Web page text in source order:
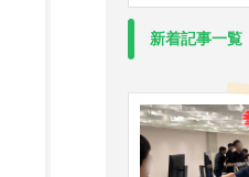
新着記事一覧